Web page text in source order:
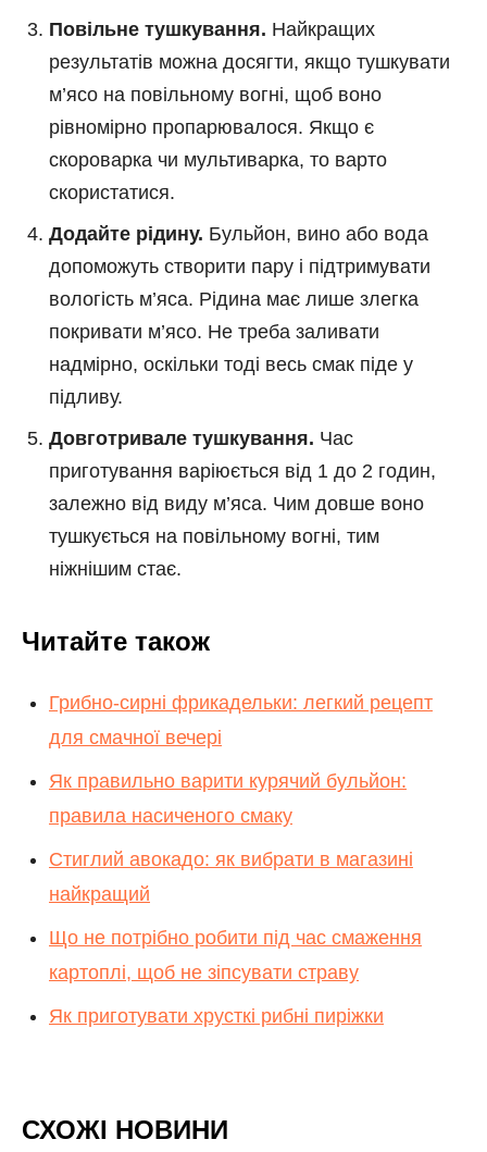
Повільне тушкування. Найкращих
результатів можна досягти, якщо тушкувати
м’ясо на повільному вогні, щоб воно
рівномірно пропарювалося. Якщо є
скороварка чи мультиварка, то варто
скористатися.
Додайте рідину. Бульйон, вино або вода
допоможуть створити пару і підтримувати
вологість м’яса. Рідина має лише злегка
покривати м’ясо. Не треба заливати
надмірно, оскільки тоді весь смак піде у
підливу.
Довготривале тушкування. Час
приготування варіюється від 1 до 2 годин,
залежно від виду м’яса. Чим довше воно
тушкується на повільному вогні, тим
ніжнішим стає.
Читайте також
Грибно-сирні фрикадельки: легкий рецепт
для смачної вечері
Як правильно варити курячий бульйон:
правила насиченого смаку
Стиглий авокадо: як вибрати в магазині
найкращий
Що не потрібно робити під час смаження
картоплі, щоб не зіпсувати страву
Як приготувати хрусткі рибні пиріжки
СХОЖІ НОВИНИ